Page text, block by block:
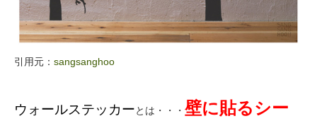
引用元： sangsanghoo
ウォールステッカーとは・・・ 壁に貼るシー